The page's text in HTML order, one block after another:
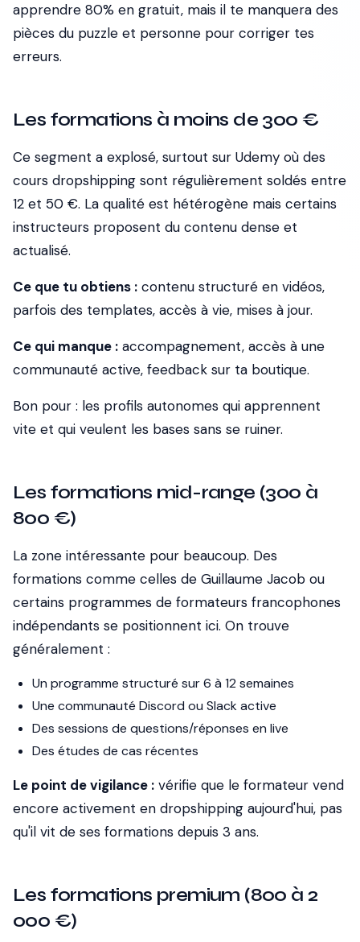
apprendre 80% en gratuit, mais il te manquera des
pièces du puzzle et personne pour corriger tes
erreurs.
Les formations à moins de 300 €
Ce segment a explosé, surtout sur Udemy où des
cours dropshipping sont régulièrement soldés entre
12 et 50 €. La qualité est hétérogène mais certains
instructeurs proposent du contenu dense et
actualisé.
Ce que tu obtiens : contenu structuré en vidéos,
parfois des templates, accès à vie, mises à jour.
Ce qui manque : accompagnement, accès à une
communauté active, feedback sur ta boutique.
Bon pour : les profils autonomes qui apprennent
vite et qui veulent les bases sans se ruiner.
Les formations mid-range (300 à
800 €)
La zone intéressante pour beaucoup. Des
formations comme celles de Guillaume Jacob ou
certains programmes de formateurs francophones
indépendants se positionnent ici. On trouve
généralement :
Un programme structuré sur 6 à 12 semaines
Une communauté Discord ou Slack active
Des sessions de questions/réponses en live
Des études de cas récentes
Le point de vigilance : vérifie que le formateur vend
encore activement en dropshipping aujourd'hui, pas
qu'il vit de ses formations depuis 3 ans.
Les formations premium (800 à 2
000 €)